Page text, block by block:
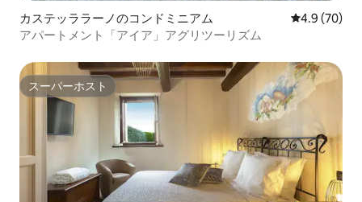
カステッララーノのコンドミニアム レビュー70
4.9 (70)
アパートメント「アイア」アグリツーリズム
スーパーホスト
スーパーホスト